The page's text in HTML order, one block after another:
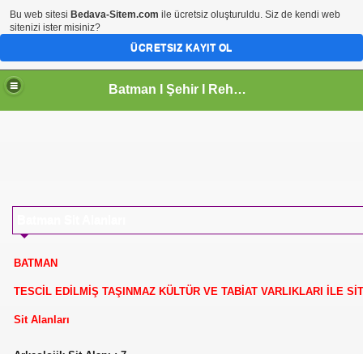
Batman I Şehir I Rehberi
BATMAN
TESCİL EDİLMİŞ TAŞINMAZ KÜLTÜR VE TABİAT VARLIKLARI İLE
Sit Alanları
Bu web sitesi Bedava-Sitem.com ile ücretsiz oluşturuldu. Siz de kendi web
sitenizi ister misiniz?
ÜCRETSIZ KAYIT OL